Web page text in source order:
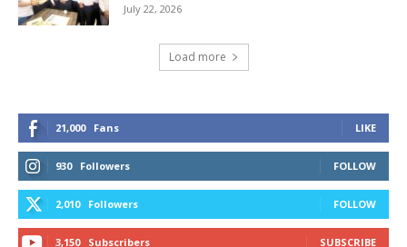
July 22, 2026
Load more
21,000 Fans LIKE
930 Followers FOLLOW
2,010 Followers FOLLOW
3,150 Subscribers SUBSCRIBE